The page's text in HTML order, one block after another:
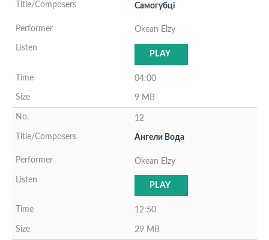
Самогубцi
Okean Elzy
PLAY
04:00
9 MB
12
Ангели Вода
Okean Elzy
PLAY
12:50
29 MB